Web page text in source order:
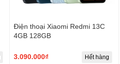
Điện thoại Xiaomi Redmi 13C
4GB 128GB
3.090.000₫ Hết hàng